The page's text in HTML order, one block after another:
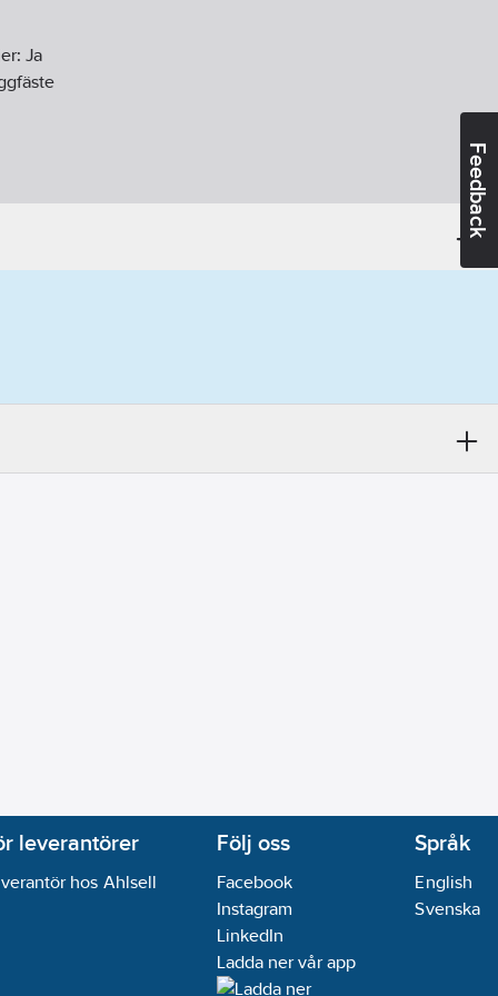
Feedback
Ja
leverantörer
hos Ahlsell
Följ oss
Facebook
Instagram
LinkedIn
Ladda ner vår app
Språk
English
Svenska